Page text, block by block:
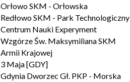
Orłowo SKM - Orłowska
Redłowo SKM - Park Technologiczny
Centrum Nauki Experyment
Wzgórze Św. Maksymiliana SKM
Armii Krajowej
3 Maja [GDY]
Gdynia Dworzec Gł. PKP - Morska